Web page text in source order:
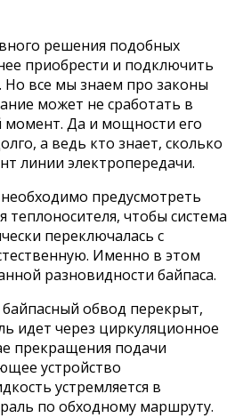
решения подобных
приобрести и подключить
Но все мы знаем про законы
может не сработать в
момент. Да и мощности его
а ведь кто знает, сколько
линии электропередачи.
предусмотреть
чтобы система
переключалась с
Именно в этом
разновидности байпаса.
байпасный обвод перекрыт,
идет через циркуляционное
прекращения подачи
устройство
устремляется в
по обходному маршруту.